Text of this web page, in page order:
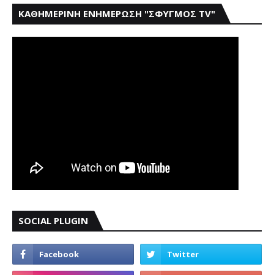
ΚΑΘΗΜΕΡΙΝΗ ΕΝΗΜΕΡΩΣΗ "ΣΦΥΓΜΟΣ TV"
SOCIAL PLUGIN